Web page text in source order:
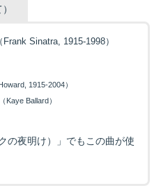
（Frank Sinatra, 1915-1998）
1915-2004）
Kaye Ballard）
の夜明け）」でもこの曲が使